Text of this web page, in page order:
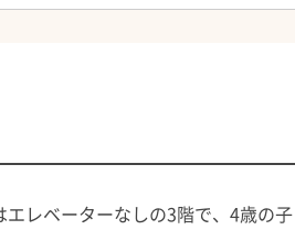
レベーターなしの3階で、4歳の子